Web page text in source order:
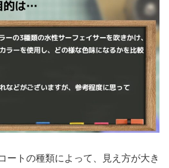
ートの種類によって、見え方が大き